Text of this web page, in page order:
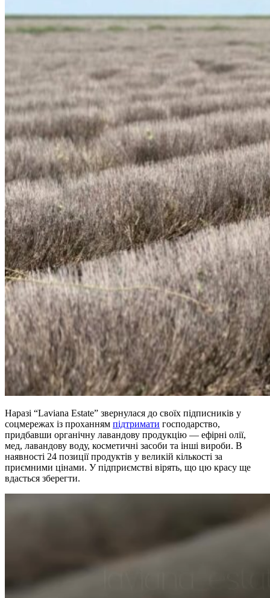
Наразі “Laviana Estate” звернулася до своїх підписників у
соцмережах із проханням підтримати господарство,
придбавши органічну лавандову продукцію — ефірні олії,
мед, лавандову воду, косметичні засоби та інші вироби. В
наявності 24 позиції продуктів у великій кількості за
приємними цінами. У підприємстві вірять, що цю красу ще
вдасться зберегти.